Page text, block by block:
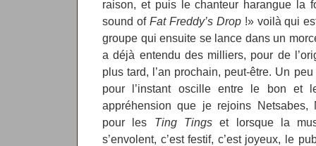
raison, et puis le chanteur harangue la
sound of Fat Freddy’s Drop!» voilà qui
groupe qui ensuite se lance dans un
a déjà entendu des milliers, pour de
plus tard, l’an prochain, peut-être. Un
pour l’instant oscille entre le bon et
appréhension que je rejoins Netsabes,
pour les Ting Tingset lorsque la
s’envolent, c’est festif, c’est joyeux, le